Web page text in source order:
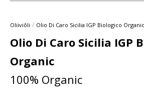
Oliiviõli / Olio Di Caro Sicilia IGP Biologico Organic
Olio Di Caro Sicilia IGP
Organic
100% Organic